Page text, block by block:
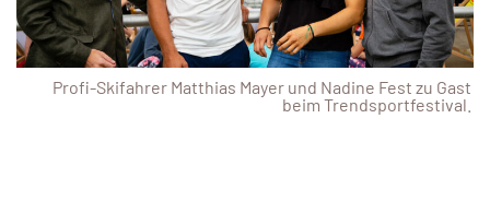
Profi-Skifahrer Matthias Mayer und Nadine Fest zu Gast
beim Trendsportfestival.